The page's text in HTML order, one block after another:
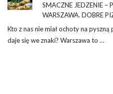
SMACZNE JEDZENIE –
WARSZAWA. DOBRE
Kto z nas nie miał ochoty na
daje się we znaki? Warszawa to …